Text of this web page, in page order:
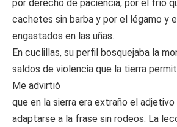
por derecho de paciencia, por el frío
cachetes sin barba y por el légamo y
engastados en las uñas.
En cuclillas, su perfil bosquejaba la
saldos de violencia que la tierra
Me advirtió
que en la sierra era extraño el adjetivo
adaptarse a la frase sin rodeos. La